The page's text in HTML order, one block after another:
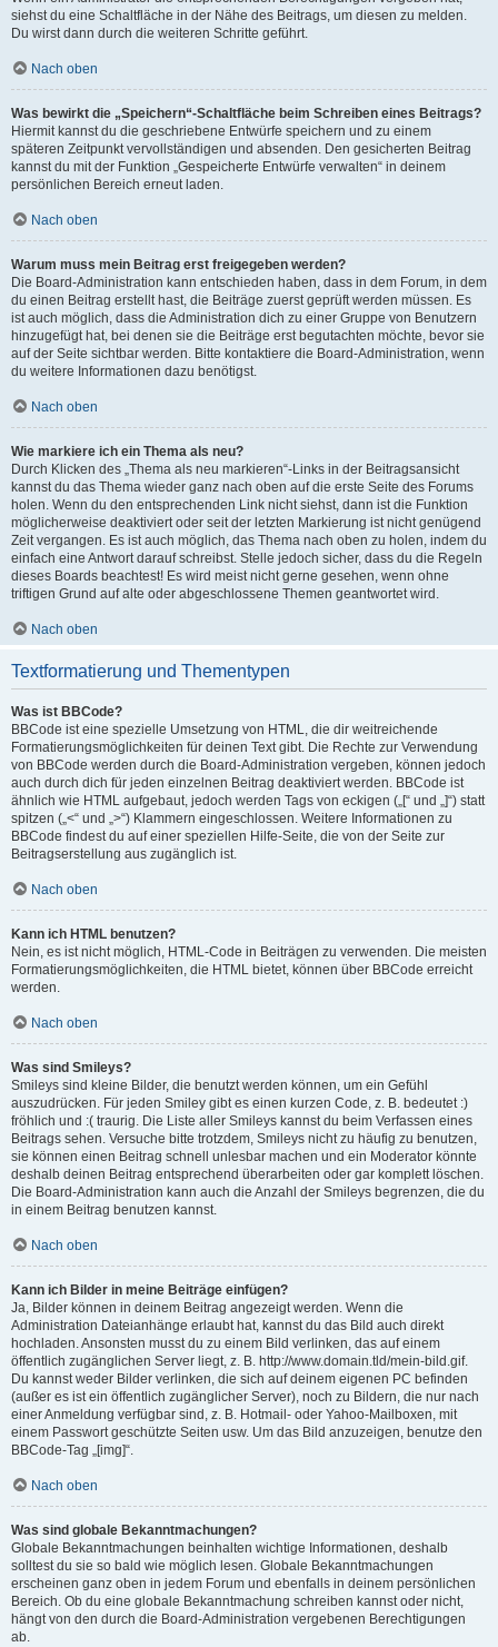
siehst du eine Schaltfläche in der Nähe des Beitrags, um diesen zu melden.
Du wirst dann durch die weiteren Schritte geführt.
Nach oben
Was bewirkt die „Speichern“-Schaltfläche beim Schreiben eines Beitrags?
Hiermit kannst du die geschriebene Entwürfe speichern und zu einem
späteren Zeitpunkt vervollständigen und absenden. Den gesicherten Beitrag
kannst du mit der Funktion „Gespeicherte Entwürfe verwalten“ in deinem
persönlichen Bereich erneut laden.
Nach oben
Warum muss mein Beitrag erst freigegeben werden?
Die Board-Administration kann entschieden haben, dass in dem Forum, in dem
du einen Beitrag erstellt hast, die Beiträge zuerst geprüft werden müssen. Es
ist auch möglich, dass die Administration dich zu einer Gruppe von Benutzern
hinzugefügt hat, bei denen sie die Beiträge erst begutachten möchte, bevor sie
auf der Seite sichtbar werden. Bitte kontaktiere die Board-Administration, wenn
du weitere Informationen dazu benötigst.
Nach oben
Wie markiere ich ein Thema als neu?
Durch Klicken des „Thema als neu markieren“-Links in der Beitragsansicht
kannst du das Thema wieder ganz nach oben auf die erste Seite des Forums
holen. Wenn du den entsprechenden Link nicht siehst, dann ist die Funktion
möglicherweise deaktiviert oder seit der letzten Markierung ist nicht genügend
Zeit vergangen. Es ist auch möglich, das Thema nach oben zu holen, indem du
einfach eine Antwort darauf schreibst. Stelle jedoch sicher, dass du die Regeln
dieses Boards beachtest! Es wird meist nicht gerne gesehen, wenn ohne
triftigen Grund auf alte oder abgeschlossene Themen geantwortet wird.
Nach oben
Textformatierung und Thementypen
Was ist BBCode?
BBCode ist eine spezielle Umsetzung von HTML, die dir weitreichende
Formatierungsmöglichkeiten für deinen Text gibt. Die Rechte zur Verwendung
von BBCode werden durch die Board-Administration vergeben, können jedoch
auch durch dich für jeden einzelnen Beitrag deaktiviert werden. BBCode ist
ähnlich wie HTML aufgebaut, jedoch werden Tags von eckigen („[“ und „]“) statt
spitzen („<“ und „>“) Klammern eingeschlossen. Weitere Informationen zu
BBCode findest du auf einer speziellen Hilfe-Seite, die von der Seite zur
Beitragserstellung aus zugänglich ist.
Nach oben
Kann ich HTML benutzen?
Nein, es ist nicht möglich, HTML-Code in Beiträgen zu verwenden. Die meisten
Formatierungsmöglichkeiten, die HTML bietet, können über BBCode erreicht
werden.
Nach oben
Was sind Smileys?
Smileys sind kleine Bilder, die benutzt werden können, um ein Gefühl
auszudrücken. Für jeden Smiley gibt es einen kurzen Code, z. B. bedeutet :)
fröhlich und :( traurig. Die Liste aller Smileys kannst du beim Verfassen eines
Beitrags sehen. Versuche bitte trotzdem, Smileys nicht zu häufig zu benutzen,
sie können einen Beitrag schnell unlesbar machen und ein Moderator könnte
deshalb deinen Beitrag entsprechend überarbeiten oder gar komplett löschen.
Die Board-Administration kann auch die Anzahl der Smileys begrenzen, die du
in einem Beitrag benutzen kannst.
Nach oben
Kann ich Bilder in meine Beiträge einfügen?
Ja, Bilder können in deinem Beitrag angezeigt werden. Wenn die
Administration Dateianhänge erlaubt hat, kannst du das Bild auch direkt
hochladen. Ansonsten musst du zu einem Bild verlinken, das auf einem
öffentlich zugänglichen Server liegt, z. B. http://www.domain.tld/mein-bild.gif.
Du kannst weder Bilder verlinken, die sich auf deinem eigenen PC befinden
(außer es ist ein öffentlich zugänglicher Server), noch zu Bildern, die nur nach
einer Anmeldung verfügbar sind, z. B. Hotmail- oder Yahoo-Mailboxen, mit
einem Passwort geschützte Seiten usw. Um das Bild anzuzeigen, benutze den
BBCode-Tag „[img]“.
Nach oben
Was sind globale Bekanntmachungen?
Globale Bekanntmachungen beinhalten wichtige Informationen, deshalb
solltest du sie so bald wie möglich lesen. Globale Bekanntmachungen
erscheinen ganz oben in jedem Forum und ebenfalls in deinem persönlichen
Bereich. Ob du eine globale Bekanntmachung schreiben kannst oder nicht,
hängt von den durch die Board-Administration vergebenen Berechtigungen
ab.